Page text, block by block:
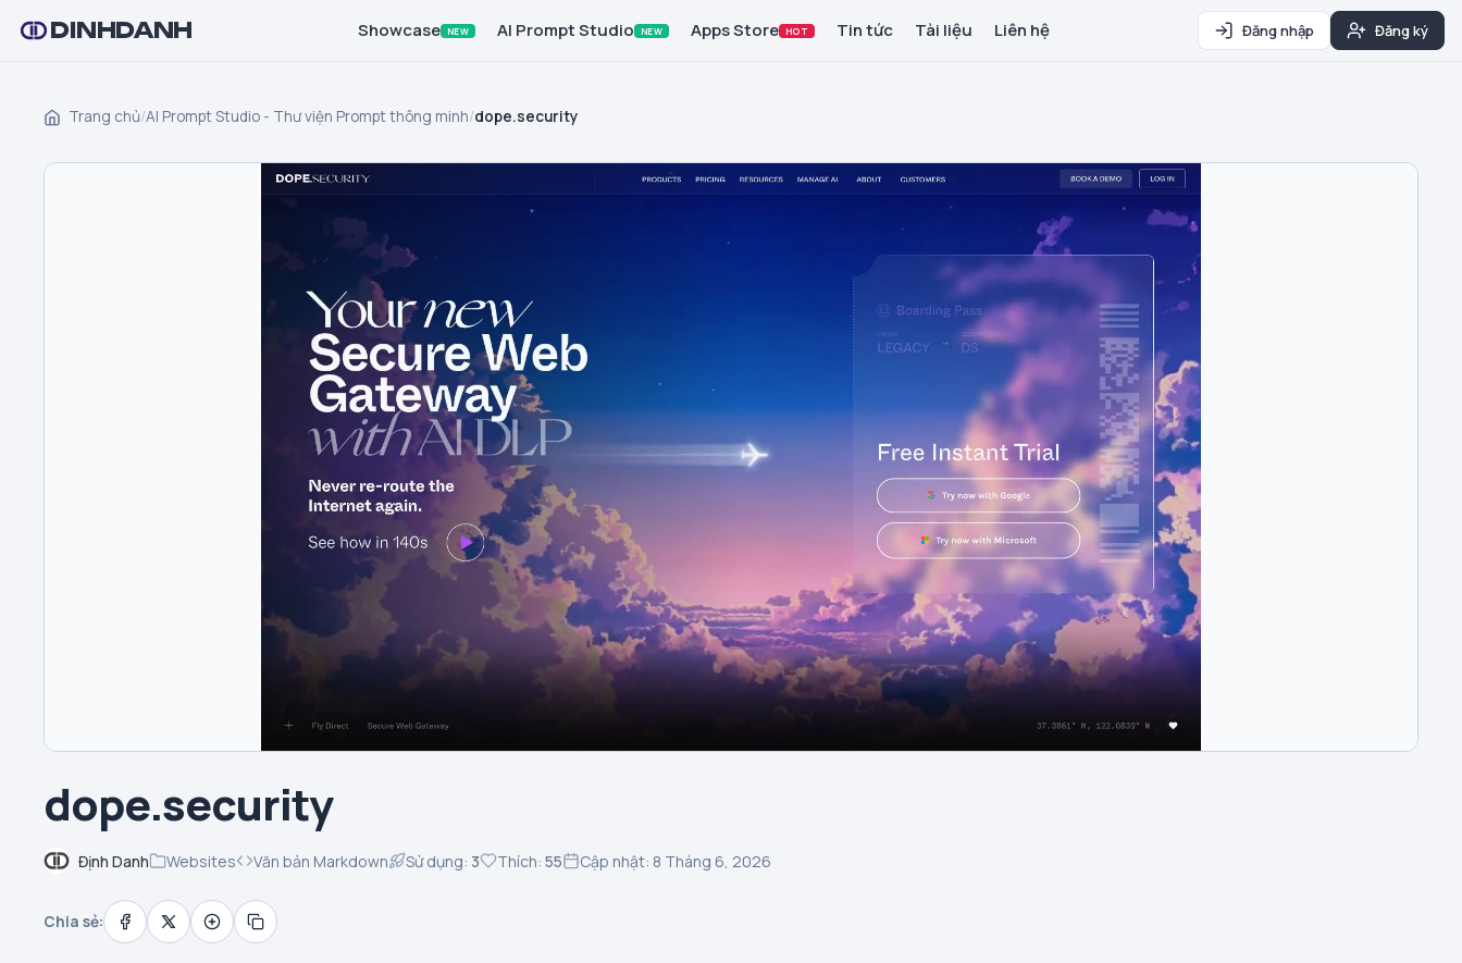
DINHDANH Showcase NEW AI Prompt Studio NEW Apps Store HOT Tin tức Tài liệu Liên hệ Đăng nhập Đăng ký
Trang chủ/AI Prompt Studio - Thư viện Prompt thông minh/dope.security
dope.security
Định Danh Websites Văn bản Markdown Sử dụng: 3 Thích: 55 Cập nhật: 8 Tháng 6, 2026
Chia sẻ: